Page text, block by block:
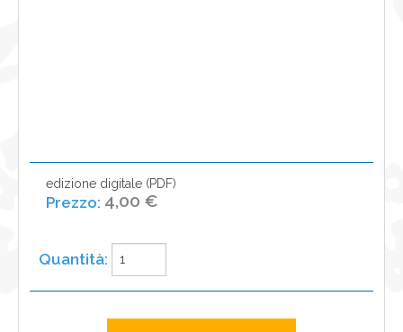
edizione digitale (PDF)
4,00 €